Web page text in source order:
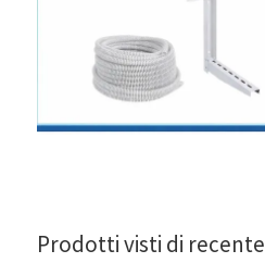
Prodotti visti di recente